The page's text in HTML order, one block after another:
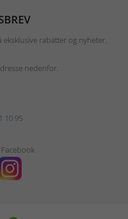
rabatter og nyheter.
nedenfor.
10 95